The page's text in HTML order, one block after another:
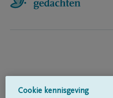
Cookie kennisgeving